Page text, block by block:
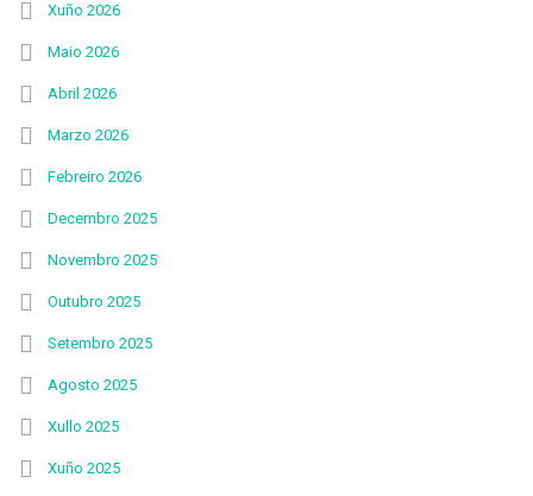
Xuño 2026
Maio 2026
Abril 2026
Marzo 2026
Febreiro 2026
Decembro 2025
Novembro 2025
Outubro 2025
Setembro 2025
Agosto 2025
Xullo 2025
Xuño 2025